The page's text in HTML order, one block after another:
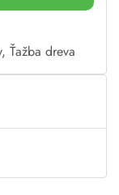
, Ťažba dreva